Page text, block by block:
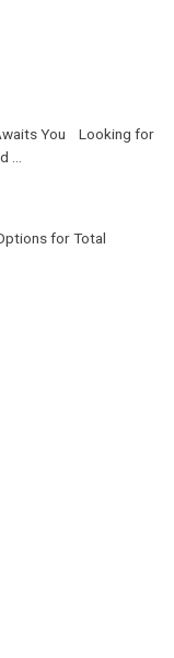
You Looking for
...
for Total